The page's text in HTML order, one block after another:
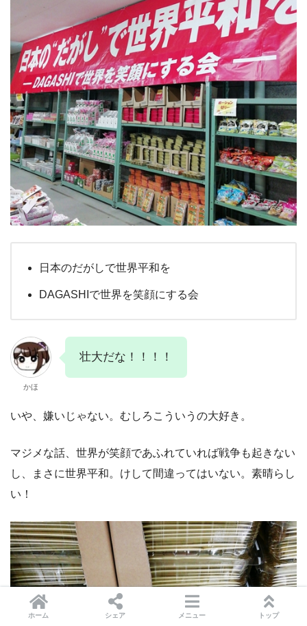
日本のだがしで世界平和を
DAGASHIで世界を笑顔にする会
かほ
壮大だな！！！！
いや、嫌いじゃない。むしろこういうの大好き。
マジメな話、世界が笑顔であふれていれば戦争も起きない
し、まさに世界平和。けして間違ってはいない。素晴らし
い！
ホーム シェア メニュー トップ